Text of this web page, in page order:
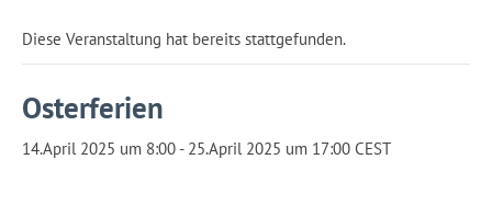
Diese Veranstaltung hat bereits stattgefunden.
Osterferien
14.April 2025 um 8:00 - 25.April 2025 um 17:00 CEST